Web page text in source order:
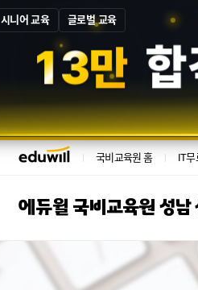
시니어 교육 글로벌 교육
13만
국비교육원 홈 IT무
에듀윌 국비교육원 성남